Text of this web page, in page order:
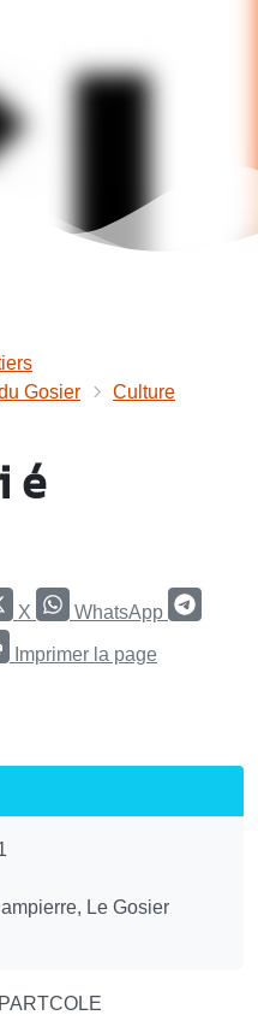
Gosier
Culture
é
X WhatsApp
Imprimer la page
Le Gosier